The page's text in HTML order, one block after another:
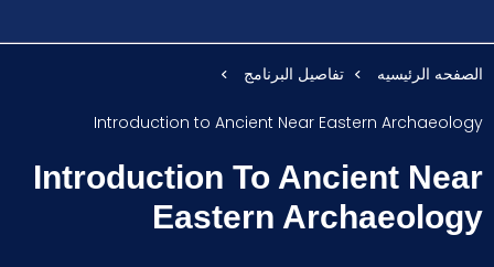
الصفحه الرئيسيه تفاصيل البرنامج
Introduction to Ancient Near Eastern Archaeology
Introduction To Ancient Near
Eastern Archaeology